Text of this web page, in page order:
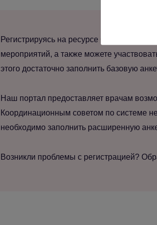
Регистрируясь на ресурсе Gynecology
мероприятий, а также можете
этого достаточно заполнить базовую
Наш портал предоставляет врачам
Координационным советом по системе
необходимо заполнить расширенную
Возникли проблемы с регистрацией?